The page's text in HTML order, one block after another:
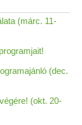
(márc. 11-
(dec.
(okt. 20-